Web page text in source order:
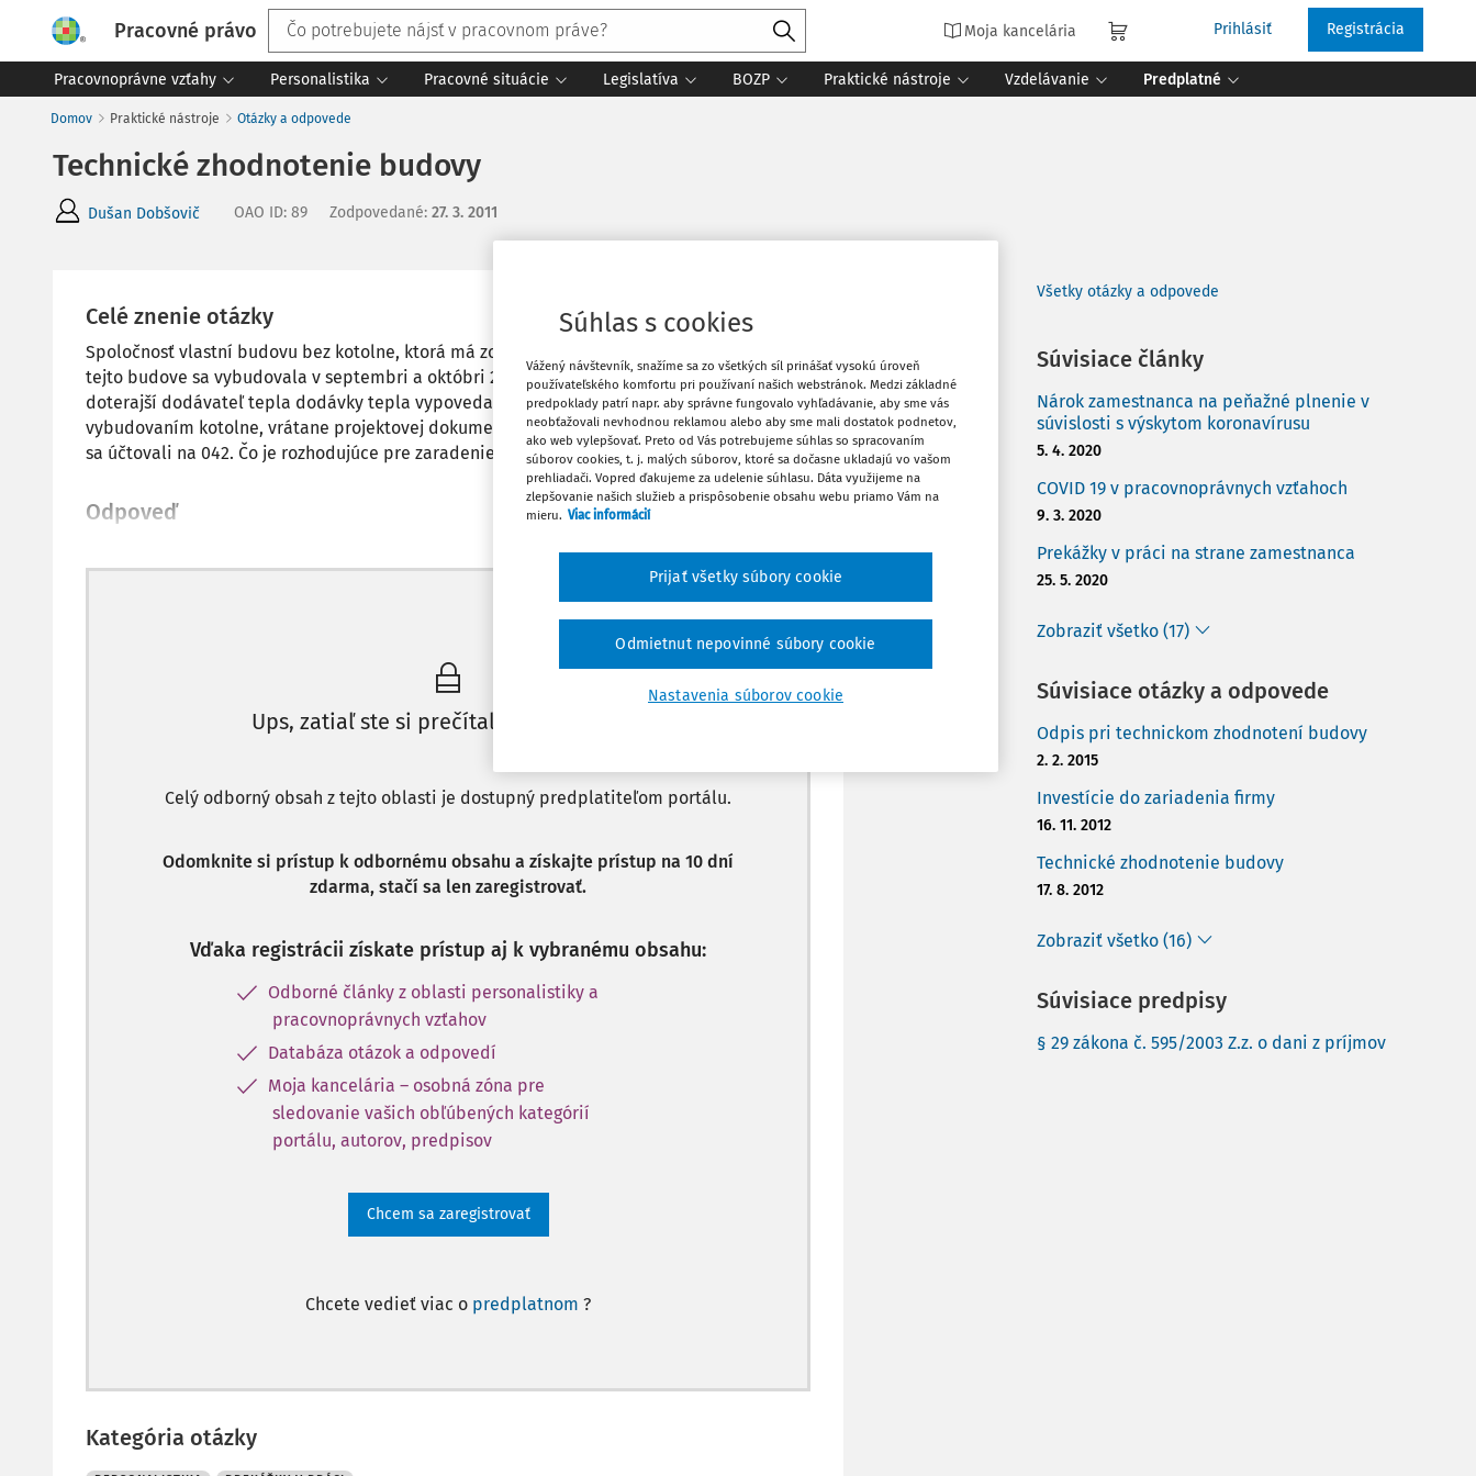
Pracovné právo Moja kancelária Prihlásiť Registrácia
Pracovnoprávne vzťahy Personalistika Pracovné situácie Legislatíva BOZP Praktické nástroje Vzdelávanie Predplatné
Domov Praktické nástroje Otázky a odpovede
Technické zhodnotenie budovy
Dušan Dobšovič OAO ID: 89 Zodpovedané: 27. 3. 2011
Celé znenie otázky
Spoločnosť vlastní budovu bez kotolne, ktorá má zostatkovú hodnotu účtovnú aj daňovú. V
tejto budove sa vybudovala v septembri a októbri 2009 nová plynová kotolňa, pretože
doterajší dodávateľ tepla dodávky tepla vypovedal. Všetky náklady spojené s
vybudovaním kotolne, vrátane projektovej dokumentácie od dvoch rôznych dodávateľov,
sa účtovali na 042. Čo je rozhodujúce pre zaradenie? Ide o technické zhodnotenie budovy?
Odpoveď
Ups, zatiaľ ste si prečítali len začiatok...
Celý odborný obsah z tejto oblasti je dostupný predplatiteľom portálu.
Odomknite si prístup k odbornému obsahu a získajte prístup na 10 dní
zdarma, stačí sa len zaregistrovať.
Vďaka registrácii získate prístup aj k vybranému obsahu:
Odborné články z oblasti personalistiky a
pracovnoprávnych vzťahov
Databáza otázok a odpovedí
Moja kancelária – osobná zóna pre
sledovanie vašich obľúbených kategórií
portálu, autorov, predpisov
Chcem sa zaregistrovať
Chcete vedieť viac o predplatnom ?
Kategória otázky
Obľúbené
Zdieľať
Všetky otázky a odpovede
Súvisiace články
Nárok zamestnanca na peňažné plnenie v
súvislosti s výskytom koronavírusu
5. 4. 2020
COVID 19 v pracovnoprávnych vzťahoch
9. 3. 2020
Prekážky v práci na strane zamestnanca
25. 5. 2020
Zobraziť všetko (17)
Súvisiace otázky a odpovede
Odpis pri technickom zhodnotení budovy
2. 2. 2015
Investície do zariadenia firmy
16. 11. 2012
Technické zhodnotenie budovy
17. 8. 2012
Zobraziť všetko (16)
Súvisiace predpisy
§ 29 zákona č. 595/2003 Z.z. o dani z príjmov
Súhlas s cookies
Vážený návštevník, snažíme sa zo všetkých síl prinášať vysokú úroveň
používateľského komfortu pri používaní našich webstránok. Medzi základné
predpoklady patrí napr. aby správne fungovalo vyhľadávanie, aby sme vás
neobťažovali nevhodnou reklamou alebo aby sme mali dostatok podnetov,
ako web vylepšovať. Preto od Vás potrebujeme súhlas so spracovaním
súborov cookies, t. j. malých súborov, ktoré sa dočasne ukladajú vo vašom
prehliadači. Vopred ďakujeme za udelenie súhlasu. Dáta využijeme na
zlepšovanie našich služieb a prispôsobenie obsahu webu priamo Vám na
mieru. Viac informácií
Nastavenia súborov cookie
Odmietnut nepovinné súbory cookie
Prijať všetky súbory cookie